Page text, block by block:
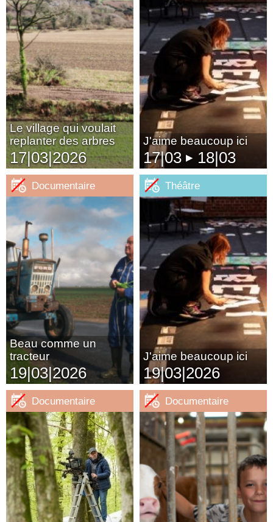
Le village qui voulait
replanter des arbres
17|03|2026
J'aime beaucoup ici
17|03▶ 18|03
Documentaire
Beau comme un
tracteur
19|03|2026
Théâtre
J'aime beaucoup ici
19|03|2026
Documentaire Documentaire